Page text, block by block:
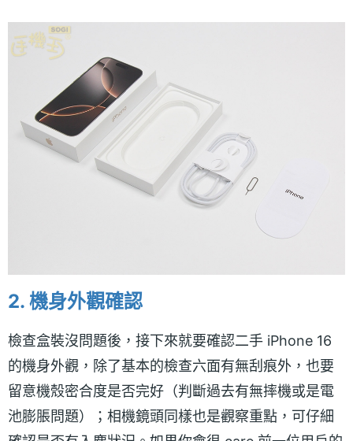
2. 機身外觀確認
檢查盒裝沒問題後，接下來就要確認二手 iPhone 16
的機身外觀，除了基本的檢查六面有無刮痕外，也要
留意機殼密合度是否完好（判斷過去有無摔機或是電
池膨脹問題）；相機鏡頭同樣也是觀察重點，可仔細